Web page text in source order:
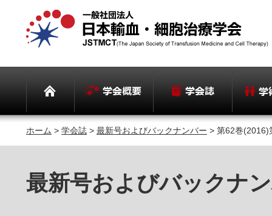
ホーム > 学会誌 > 最新号およびバックナンバー > 第62巻
最新号およびバックナ